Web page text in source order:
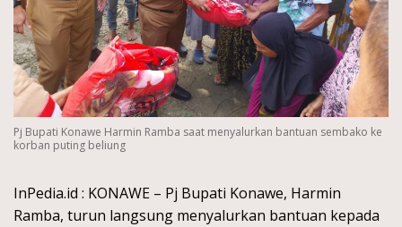
Pj Bupati Konawe Harmin Ramba saat menyalurkan bantuan sembako ke
korban puting beliung
InPedia.id : KONAWE – Pj Bupati Konawe, Harmin
Ramba, turun langsung menyalurkan bantuan kepada